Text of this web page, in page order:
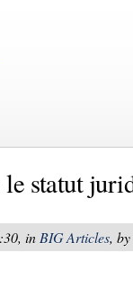
statut
inBIG Articles,